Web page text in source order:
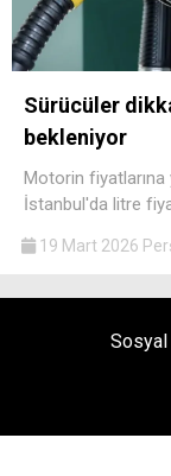
Sürücüler
bekleniyor
Motorin fiyatlarına
İstanbul'da litre
19 Mart 2026
Sosyal